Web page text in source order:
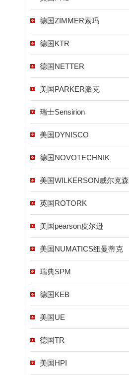
德国ZIMMER索玛
德国KTR
德国NETTER
美国PARKER派克
瑞士Sensirion
美国DYNISCO
德国NOVOTECHNIK
美国WILKERSON威尔克森
英国ROTORK
美国pearson皮尔逊
美国NUMATICS纽曼蒂克
瑞典SPM
德国KEB
美国UE
德国TR
美国HPI